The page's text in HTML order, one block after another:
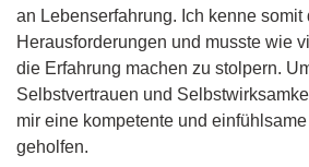
an Lebenserfahrung. Ich kenne somit
Herausforderungen und musste wie
die Erfahrung machen zu stolpern.
Selbstvertrauen und
mir eine kompetente und
geholfen.